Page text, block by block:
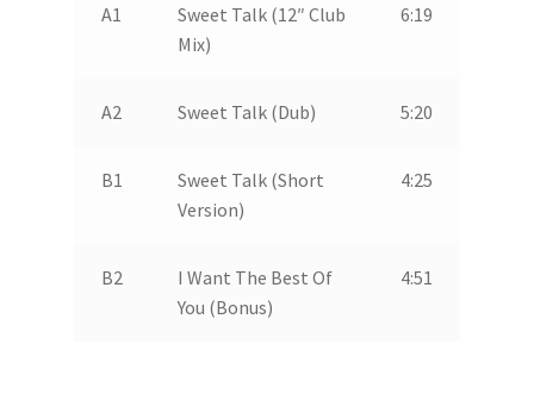
A1
Sweet Talk (12″ Club
Mix)
6:19
A2 Sweet Talk (Dub) 5:20
B1
Sweet Talk (Short
Version)
4:25
B2
I Want The Best Of
You (Bonus)
4:51